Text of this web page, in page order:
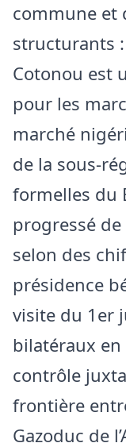
commune et
structurants
Cotonou est
pour les
marché
de la sous-
formelles du
progressé
selon des
présidence
visite du 1er
bilatéraux
contrôle
frontière
Gazoduc de